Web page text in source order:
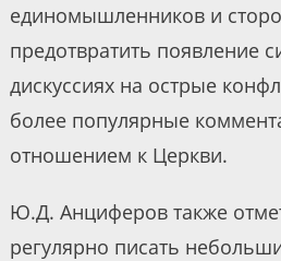
единомышленников и
предотвратить появление
дискуссиях на острые
более популярные
отношением к Церкви.
Ю.Д. Анциферов также
регулярно писать